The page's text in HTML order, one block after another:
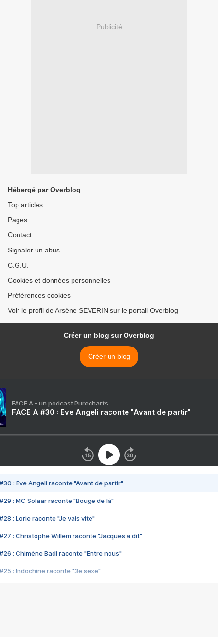
Publicité
Hébergé par Overblog
Top articles
Pages
Contact
Signaler un abus
C.G.U.
Cookies et données personnelles
Préférences cookies
Voir le profil de Arsène SEVERIN sur le portail Overblog
Créer un blog sur Overblog
Créer un blog
FACE A - un podcast Purecharts
FACE A #30 : Eve Angeli raconte "Avant de partir"
#30 : Eve Angeli raconte "Avant de partir"
#29 : MC Solaar raconte "Bouge de là"
#28 : Lorie raconte "Je vais vite"
#27 : Christophe Willem raconte "Jacques a dit"
#26 : Chimène Badi raconte "Entre nous"
#25 : Indochine raconte "3e sexe"